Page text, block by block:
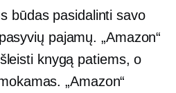
būdas pasidalinti savo
pajamų. „Amazon“
knygą patiems, o
„Amazon“